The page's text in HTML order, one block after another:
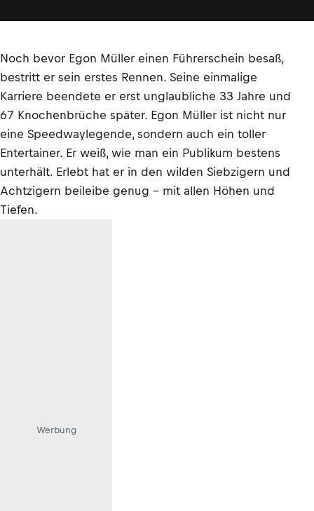
Noch bevor Egon Müller einen Führerschein besaß,
bestritt er sein erstes Rennen. Seine einmalige
Karriere beendete er erst unglaubliche 33 Jahre und
67 Knochenbrüche später. Egon Müller ist nicht nur
eine Speedwaylegende, sondern auch ein toller
Entertainer. Er weiß, wie man ein Publikum bestens
unterhält. Erlebt hat er in den wilden Siebzigern und
Achtzigern beileibe genug – mit allen Höhen und
Tiefen.
Werbung